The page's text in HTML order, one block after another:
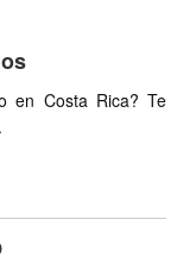
en Costa Rica? Te